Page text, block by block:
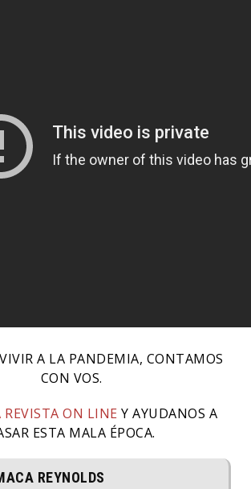
A LA PANDEMIA, CONTAMOS
CON VOS.
REVISTA ON LINE Y AYUDANOS A
ESTA MALA ÉPOCA.
REYNOLDS